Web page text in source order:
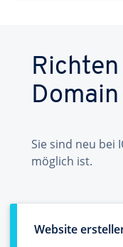
Sie sind neu bei
möglich ist.
Website